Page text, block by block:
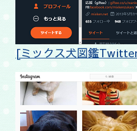
[ミックス犬図鑑